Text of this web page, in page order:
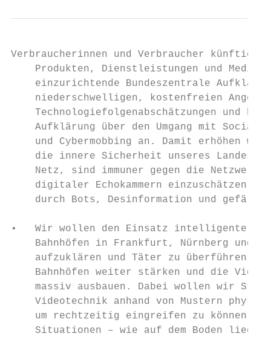
Verbraucherinnen und Verbraucher künftig
Produkten, Dienstleistungen und
einzurichtende Bundeszentrale
niederschwelligen, kostenfreien
Technologiefolgenabschätzungen und
Aufklärung über den Umgang mit Social
und Cybermobbing an. Damit erhöhen
die innere Sicherheit unseres Landes.
Netz, sind immuner gegen die
digitaler Echokammern einzuschätzen
durch Bots, Desinformation und
•   Wir wollen den Einsatz intelligenter
Bahnhöfen in Frankfurt, Nürnberg und
aufzuklären und Täter zu überführen.
Bahnhöfen weiter stärken und die
massiv ausbauen. Dabei wollen wir
Videotechnik anhand von Mustern
um rechtzeitig eingreifen zu können.
Situationen – wie auf dem Boden